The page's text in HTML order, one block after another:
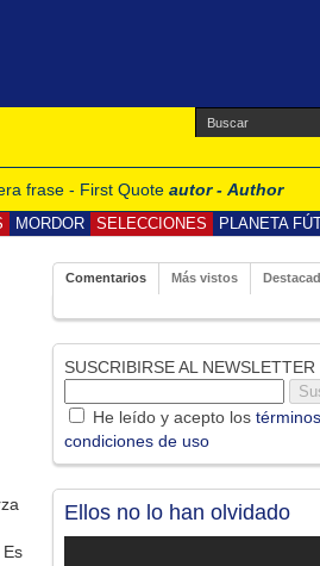
frase - First Quote autor - Author
MORDOR SELECCIONES PLANETA
Comentarios Más vistos
SUSCRIBIRSE AL NEWSLETTER
He leído y acepto los
condiciones de uso
Ellos no lo han olvidado